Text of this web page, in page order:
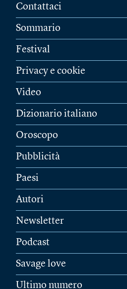
Contattaci
Sommario
Festival
Privacy e cookie
Video
Dizionario italiano
Oroscopo
Pubblicità
Paesi
Autori
Newsletter
Podcast
Savage love
Ultimo numero